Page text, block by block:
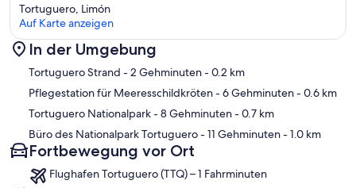
Karte
Tortuguero, Limón
Auf Karte anzeigen
In der Umgebung
Tortuguero Strand - 2 Gehminuten- 0.2 km
Pflegestation für Meeresschildkröten- 6 Gehminuten- 0.6 km
Tortuguero Nationalpark- 8 Gehminuten- 0.7 km
Büro des Nationalpark Tortuguero- 11 Gehminuten- 1.0 km
Fortbewegung vor Ort
Flughafen Tortuguero (TTQ) – 1 Fahrminuten